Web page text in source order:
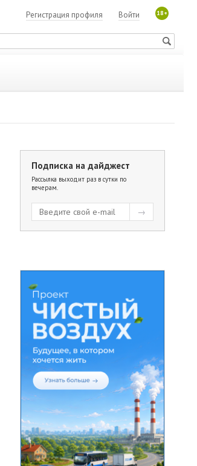
18+
Войти
Регистрация профиля
Подписка на дайджест
Рассылка выходит раз в сутки по
вечерам.